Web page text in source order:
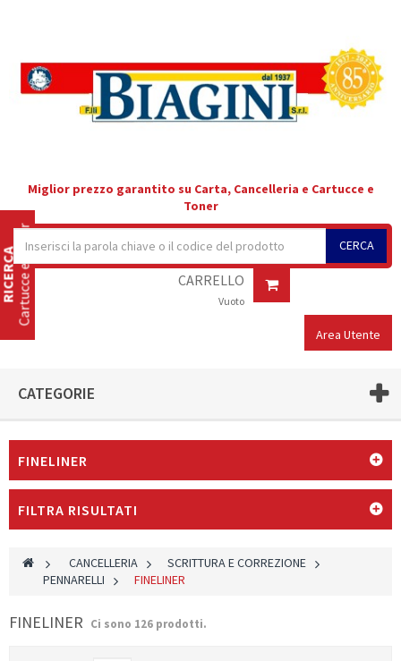
Miglior prezzo garantito su Carta, Cancelleria e Cartucce e
Toner
CERCA
CARRELLO
Vuoto
Area Utente
CATEGORIE
FINELINER
FILTRA RISULTATI
> CANCELLERIA >
SCRITTURA E CORREZIONE
PENNARELLI > FINELINER
FINELINER Ci sono 126 prodotti.
Cartucce e Toner